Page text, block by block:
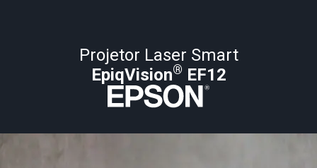
Projetor Laser Smart
EpiqVision® EF12